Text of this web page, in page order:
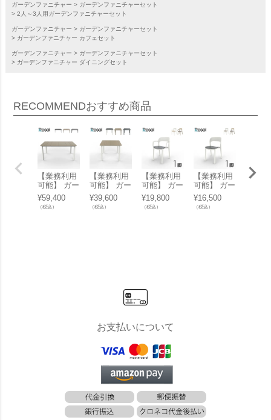
ガーデンファニチャー
ガーデンファニチャーセット
2人～3人用ガーデンファニチャーセット
ガーデンファニチャー
ガーデンファニチャーセット
ガーデンファニチャー カフェセット
ガーデンファニチャー
ガーデンファニチャーセット
ガーデンファニチャー ダイニングセット
RECOMMENDおすすめ商品
【業務利用
可能】 ガー
デンテーブ
ル 屋外 「R
esol Noa
¥59,400
（税込）
【業務利用
可能】 ガー
デンテーブ
ル 屋外 「R
esol Noa
¥39,600
（税込）
【業務利用
可能】 ガー
デンチェア
屋外 「Res
ol Ona（リ
¥19,800
（税込）
【業務利用
可能】 ガー
デンチェア
屋外 「Res
ol Ona（リ
¥16,500
（税込）
【業
お支払いについて